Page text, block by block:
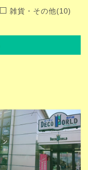
雑貨・その他(10)